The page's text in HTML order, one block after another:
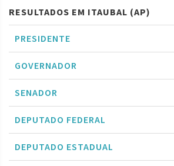
RESULTADOS EM ITAUBAL (AP)
PRESIDENTE
GOVERNADOR
SENADOR
DEPUTADO FEDERAL
DEPUTADO ESTADUAL